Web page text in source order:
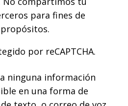
para fines de
por reCAPTCHA.
ninguna información
en una forma de